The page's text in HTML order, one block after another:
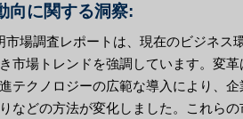
向に関する洞察:
市場調査レポートは、現在のビジネ
市場トレンドを強調しています。変
テクノロジーの広範な導入により、
などの方法が変化しました。これら